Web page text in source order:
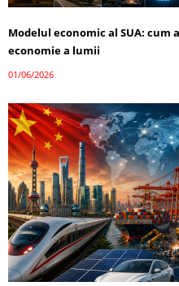
Modelul economic al SUA: cum
economie a lumii
01/06/2026